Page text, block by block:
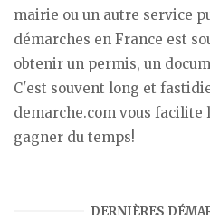
mairie ou un autre service
démarches en France est
obtenir un permis, un
C'est souvent long et
demarche.com vous facilite
gagner du temps!
DERNIÈRES